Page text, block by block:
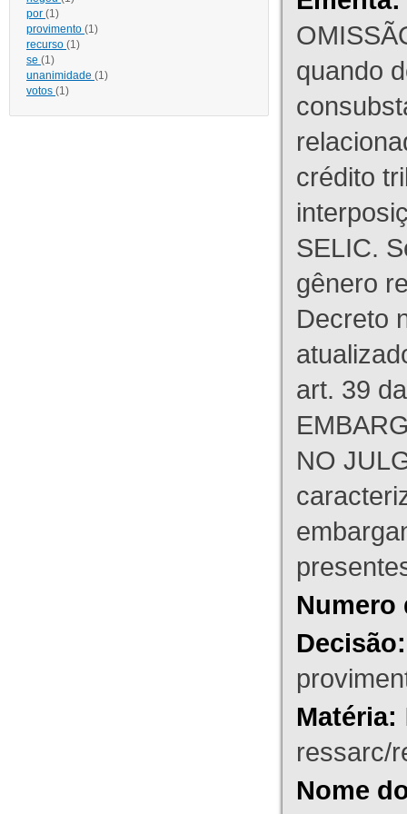
por (1)
provimento (1)
recurso (1)
se (1)
unanimidade (1)
votos (1)
quando
crédito
SELIC.
gênero
Decreto
art. 39
NO
Numero
Decisão:
Matéria:
ressarc/
Nome